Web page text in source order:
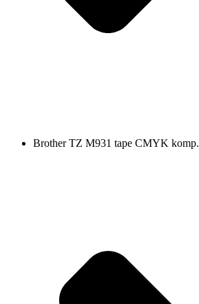
Brother TZ M931 tape CMYK komp.